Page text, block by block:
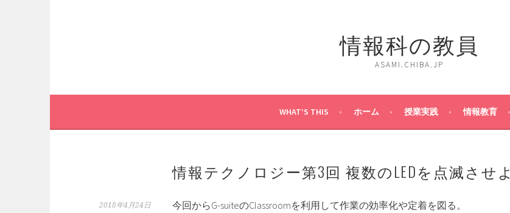
ス
情報科の教員
ASAMI.CHIBA.JP
WHAT’S THIS ホーム 授業実践 情報教育
情報テクノロジー第3回 複数のLEDを点滅させよ
2018年4月24日
今回からG-suiteのClassroomを利用して作業の効率化や定着を図る。